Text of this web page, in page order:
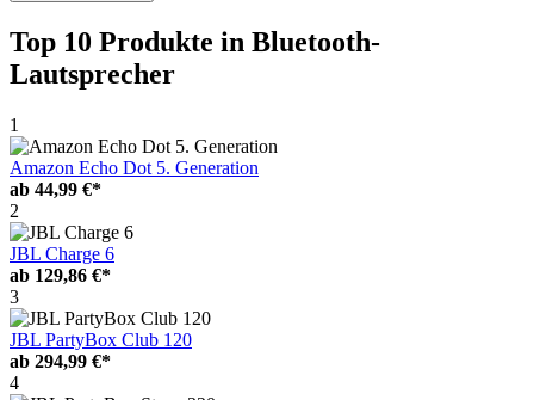
Top 10 Produkte in Bluetooth-
Lautsprecher
1
Amazon Echo Dot 5. Generation
ab 44,99 €*
2
JBL Charge 6
ab 129,86 €*
3
JBL PartyBox Club 120
ab 294,99 €*
4